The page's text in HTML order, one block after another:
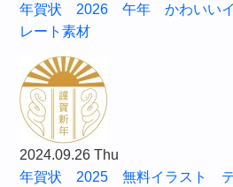
年賀状 2026 午年 かわいい
レート素材
2024.09.26 Thu
年賀状 2025 無料イラスト テ